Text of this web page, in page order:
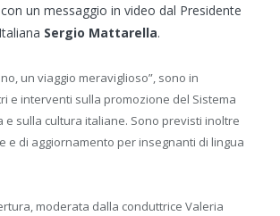
un messaggio in video dal Presidente
Sergio Mattarella.
un viaggio meraviglioso”, sono in
e interventi sulla promozione del Sistema
e sulla cultura italiane. Sono previsti inoltre
e di aggiornamento per insegnanti di lingua
moderata dalla conduttrice Valeria